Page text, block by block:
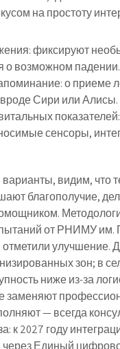
на простоту
фиксируют
о возможном падении.
о приеме
Сири или Алисы.
сенсоры,
видим, что
благополучие,
от РНИМУ им.
отметили улучшение.
зон; в
ниже из-за
заменяют
— всегда
к 2027 году
Единый